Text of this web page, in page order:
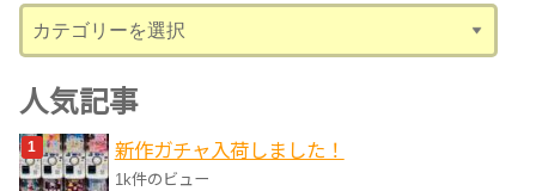
テ
ゴ
リ
ー
人気記事
新作ガチャ入荷しました！
1k件のビュー